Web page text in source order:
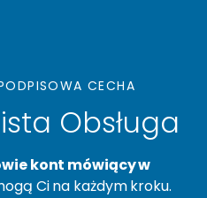
CECHA
Obsługa
kont mówiący w
Ci na każdym kroku.